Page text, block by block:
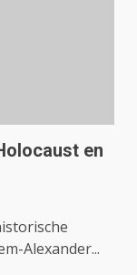
en
Alexander...